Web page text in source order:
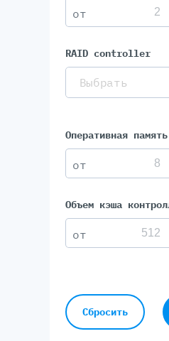
RAID controller
Выбрать
Оперативная
Объем кэша
Сбросить